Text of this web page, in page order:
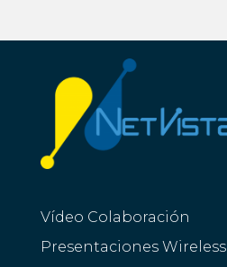
Vídeo Colaboración
Presentaciones Wireless